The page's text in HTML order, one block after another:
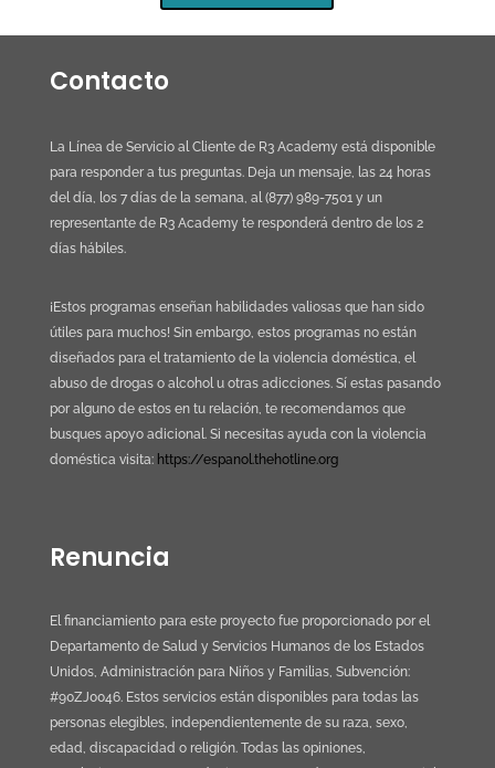
Contacto
La Línea de Servicio al Cliente de R3 Academy está disponible
para responder a tus preguntas. Deja un mensaje, las 24 horas
del día, los 7 días de la semana, al (877) 989-7501 y un
representante de R3 Academy te responderá dentro de los 2
días hábiles.
¡Estos programas enseñan habilidades valiosas que han sido
útiles para muchos! Sin embargo, estos programas no están
diseñados para el tratamiento de la violencia doméstica, el
abuso de drogas o alcohol u otras adicciones. Sí estas pasando
por alguno de estos en tu relación, te recomendamos que
busques apoyo adicional. Si necesitas ayuda con la violencia
doméstica visita: https://espanol.thehotline.org
Renuncia
El financiamiento para este proyecto fue proporcionado por el
Departamento de Salud y Servicios Humanos de los Estados
Unidos, Administración para Niños y Familias, Subvención:
#90ZJ0046. Estos servicios están disponibles para todas las
personas elegibles, independientemente de su raza, sexo,
edad, discapacidad o religión. Todas las opiniones,